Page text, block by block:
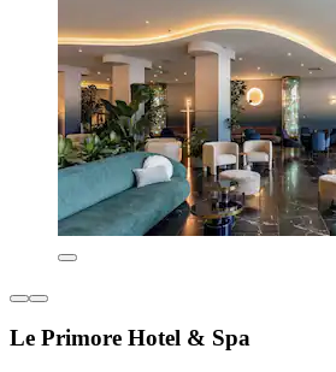
Le Primore Hotel & Spa